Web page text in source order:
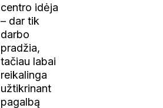
centro idėja
– dar tik
darbo
pradžia,
tačiau labai
reikalinga
užtikrinant
pagalbą